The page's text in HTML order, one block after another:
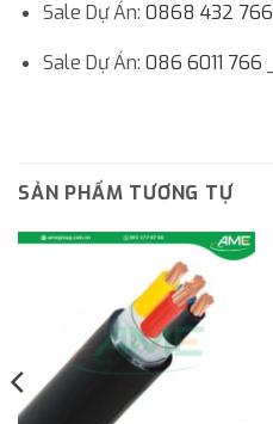
Sale Dự Án: 0868 432 766
Sale Dự Án: 086 6011 766
SẢN PHẨM TƯƠNG TỰ